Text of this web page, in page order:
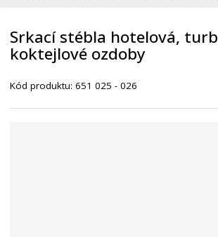
t
r
n
Srkací stébla hotelová,
koktejlové ozdoby
Kód produktu:651 025 - 026